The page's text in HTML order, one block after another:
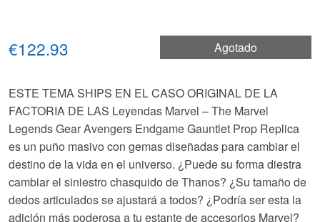
Agotado
€122.93
ESTE TEMA SHIPS EN EL CASO ORIGINAL DE LA
FACTORIA DE LAS Leyendas Marvel – The Marvel
Legends Gear Avengers Endgame Gauntlet Prop Replica
es un puño masivo con gemas diseñadas para cambiar el
destino de la vida en el universo. ¿Puede su forma diestra
cambiar el siniestro chasquido de Thanos? ¿Su tamaño de
dedos articulados se ajustará a todos? ¿Podría ser esta la
adición más poderosa a tu estante de accesorios Marvel?